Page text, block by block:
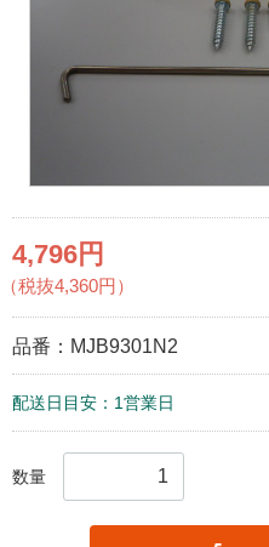
4,796円
（税抜4,360円）
品番： MJB9301N2
配送日目安：1営業日
数量